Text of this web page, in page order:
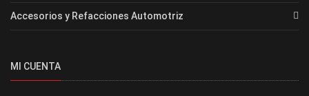
Accesorios y Refacciones Automotriz
MI CUENTA